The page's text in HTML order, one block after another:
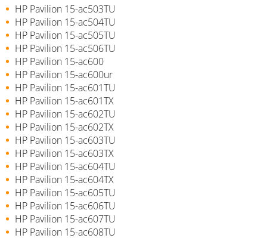
HP Pavilion 15-ac503TU
HP Pavilion 15-ac504TU
HP Pavilion 15-ac505TU
HP Pavilion 15-ac506TU
HP Pavilion 15-ac600
HP Pavilion 15-ac600ur
HP Pavilion 15-ac601TU
HP Pavilion 15-ac601TX
HP Pavilion 15-ac602TU
HP Pavilion 15-ac602TX
HP Pavilion 15-ac603TU
HP Pavilion 15-ac603TX
HP Pavilion 15-ac604TU
HP Pavilion 15-ac604TX
HP Pavilion 15-ac605TU
HP Pavilion 15-ac606TU
HP Pavilion 15-ac607TU
HP Pavilion 15-ac608TU